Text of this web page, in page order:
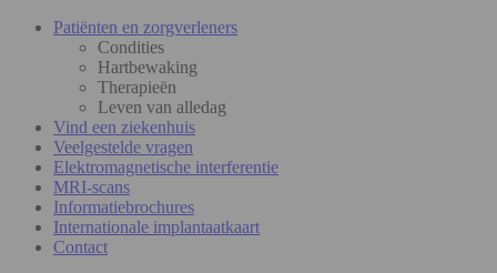
Patiënten en zorgverleners
Condities
Hartbewaking
Therapieën
Leven van alledag
Vind een ziekenhuis
Veelgestelde vragen
Elektromagnetische interferentie
MRI-scans
Informatiebrochures
Internationale implantaatkaart
Contact